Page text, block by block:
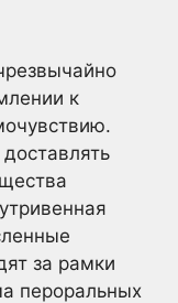
к
за рамки
пероральных